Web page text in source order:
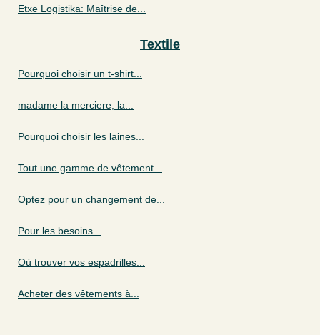
Etxe Logistika: Maîtrise de...
Textile
Pourquoi choisir un t-shirt...
madame la merciere, la...
Pourquoi choisir les laines...
Tout une gamme de vêtement...
Optez pour un changement de...
Pour les besoins...
Où trouver vos espadrilles...
Acheter des vêtements à...